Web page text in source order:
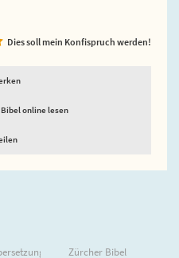
Dies soll mein Konfispruch werden!
Bibel online lesen
Zürcher Bibel